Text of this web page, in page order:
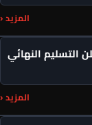
المزيد ‹
التسليم النهائي
المزيد ‹